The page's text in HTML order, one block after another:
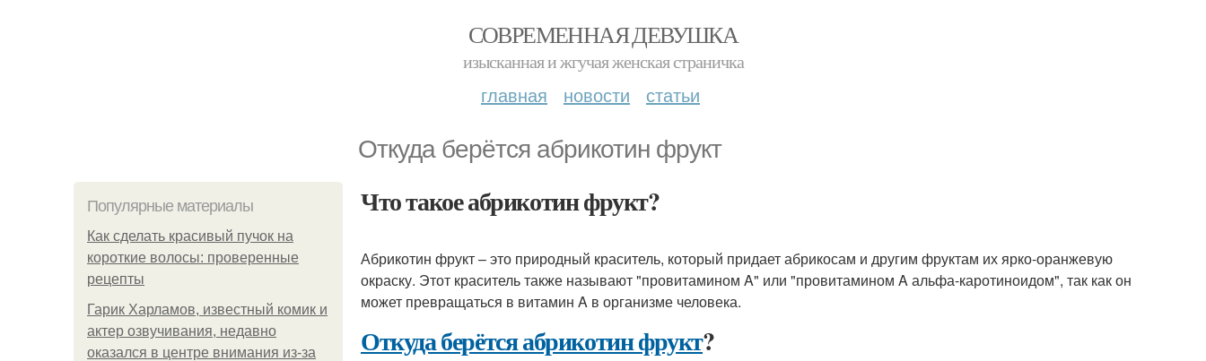
СОВРЕМЕННАЯ ДЕВУШКА
изысканная и жгучая женская страничка
главная новости статьи
Откуда берётся абрикотин фрукт
Популярные материалы
Как сделать красивый пучок на
короткие волосы: проверенные
рецепты
Гарик Харламов, известный комик и
актер озвучивания, недавно
оказался в центре внимания из-за
Что такое абрикотин фрукт?
Абрикотин фрукт – это природный краситель, который придает абрикосам и другим фруктам их ярко-оранжевую
окраску. Этот краситель также называют "провитамином A" или "провитамином A альфа-каротиноидом", так как он
может превращаться в витамин A в организме человека.
Откуда берётся абрикотин фрукт?